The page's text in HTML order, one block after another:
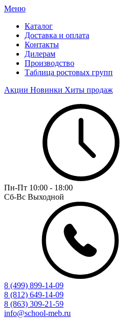
Меню
Каталог
Доставка и оплата
Контакты
Дилерам
Производство
Таблица ростовых групп
Акции Новинки Хиты продаж
Пн-Пт 10:00 - 18:00
Сб-Вс Выходной
8 (499) 899-14-09
8 (812) 649-14-09
8 (863) 309-21-59
info@school-meb.ru